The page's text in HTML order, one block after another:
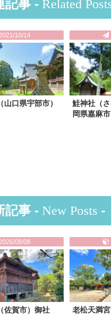
記事 - Related
10/14
口県宇部市）
鮭神社（
岡県嘉麻市
記事 - New Posts -
08/08
佐賀市）御社
老松天満